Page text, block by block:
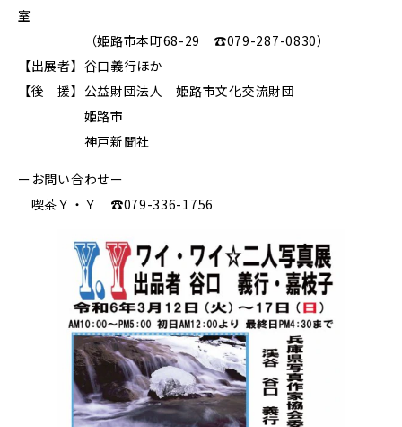
室
（姫路市本町68-29 ☎079-287-0830）
【出展者】谷口義行ほか
【後 援】公益財団法人 姫路市文化交流財団
姫路市
神戸新聞社
ーお問い合わせー
喫茶Ｙ・Ｙ ☎079-336-1756